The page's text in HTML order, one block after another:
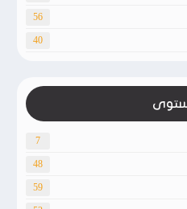
56
40
7
48
59